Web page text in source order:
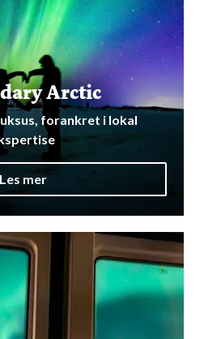
Arctic
forankret i lokal
Les mer